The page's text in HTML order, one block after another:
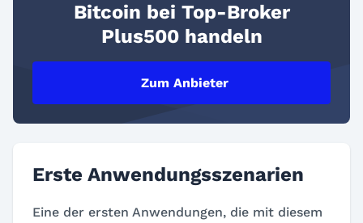
Bitcoin bei Top-Broker
Plus500 handeln
Zum Anbieter
Erste Anwendungsszenarien
Eine der ersten Anwendungen, die mit diesem